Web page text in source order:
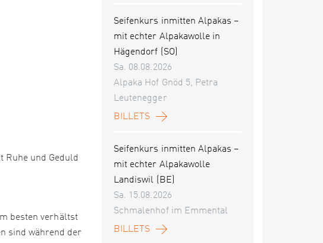
Ruhe und Geduld
besten verhältst
sind während der
Seifenkurs inmitten Alpakas –
mit echter Alpakawolle in
Hägendorf (SO)
Sa. 08.08.2026
Alpaka Hof Gnöd 5, Petra
Leutenegger
BILLETS
Seifenkurs inmitten Alpakas –
mit echter Alpakawolle
Landiswil (BE)
Sa. 15.08.2026
Schmalenhof im Emmental
BILLETS